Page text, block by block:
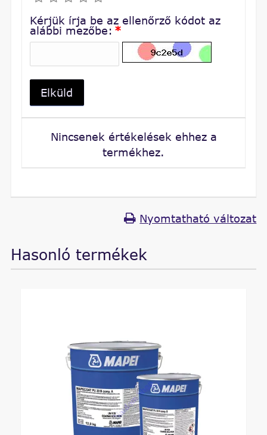
Kérjük írja be az ellenőrző kódot az
alábbi mezőbe: *
Elküld
Nincsenek értékelések ehhez a
termékhez.
Nyomtatható változat
Hasonló termékek